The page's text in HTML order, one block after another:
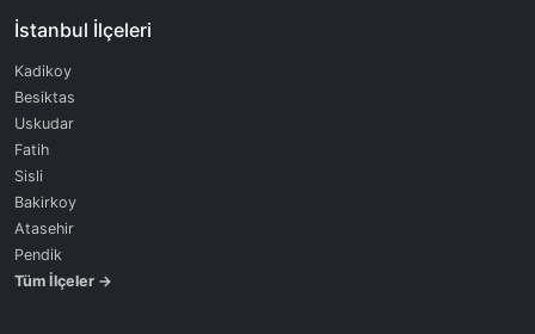
İstanbul İlçeleri
Kadikoy
Besiktas
Uskudar
Fatih
Sisli
Bakirkoy
Atasehir
Pendik
Tüm İlçeler →